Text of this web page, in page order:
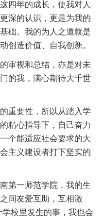
四年的成长，使我对人
深的认识，更是为我的
础。我的为人之道就是
创造价值、自我创新。
审视和总结，亦是对未
的我，满心期待大千世
重要性，所以从踏入学
精心指导下，自己奋力
个能适应社会要求的大
主义建设者打下坚实的
第一师范学院，我的生
间友爱互助，互相激
校里发生的事，我也会